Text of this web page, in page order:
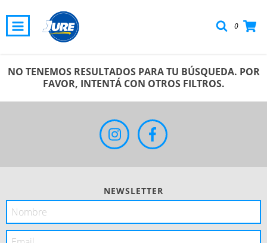
0
NO TENEMOS RESULTADOS PARA TU BÚSQUEDA. POR
FAVOR, INTENTÁ CON OTROS FILTROS.
NEWSLETTER